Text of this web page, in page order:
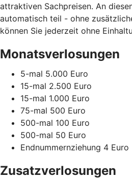
attraktiven Sachpreisen. An
automatisch teil - ohne
können Sie jederzeit ohne
Monatsverlosungen
5-mal 5.000 Euro
15-mal 2.500 Euro
15-mal 1.000 Euro
75-mal 500 Euro
500-mal 100 Euro
500-mal 50 Euro
Endnummernziehung 4 Euro
Zusatzverlosungen